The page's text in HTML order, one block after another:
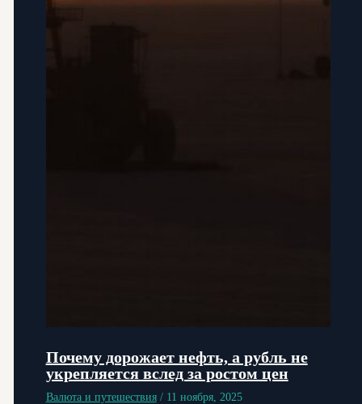
Почему дорожает нефть, а рубль не
укрепляется вслед за ростом цен
Валюта и путешествия/ 11 ноября, 2025